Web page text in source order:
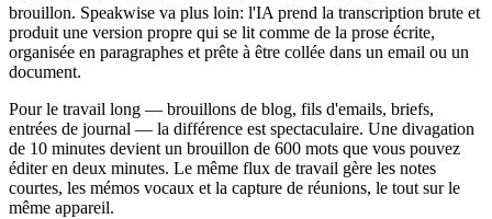
brouillon. Speakwise va plus loin: l'IA prend la transcription brute et
produit une version propre qui se lit comme de la prose écrite,
organisée en paragraphes et prête à être collée dans un email ou un
document.
Pour le travail long — brouillons de blog, fils d'emails, briefs,
entrées de journal — la différence est spectaculaire. Une divagation
de 10 minutes devient un brouillon de 600 mots que vous pouvez
éditer en deux minutes. Le même flux de travail gère les notes
courtes, les mémos vocaux et la capture de réunions, le tout sur le
même appareil.